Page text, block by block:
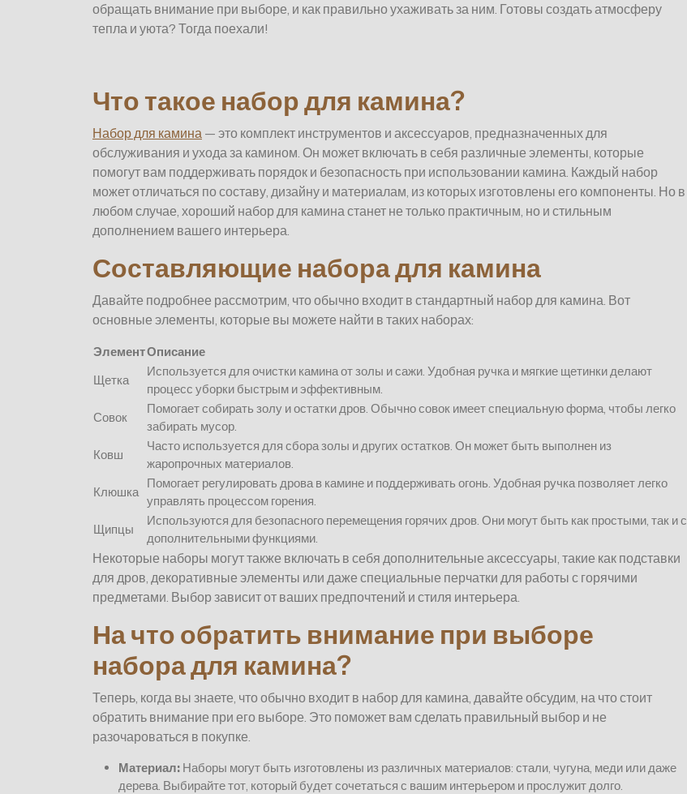
обращать внимание при выборе, и как правильно ухаживать за ним. Готовы создать атмосферу
тепла и уюта? Тогда поехали!
Что такое набор для камина?
Набор для камина — это комплект инструментов и аксессуаров, предназначенных для
обслуживания и ухода за камином. Он может включать в себя различные элементы, которые
помогут вам поддерживать порядок и безопасность при использовании камина. Каждый набор
может отличаться по составу, дизайну и материалам, из которых изготовлены его компоненты. Но в
любом случае, хороший набор для камина станет не только практичным, но и стильным
дополнением вашего интерьера.
Составляющие набора для камина
Давайте подробнее рассмотрим, что обычно входит в стандартный набор для камина. Вот
основные элементы, которые вы можете найти в таких наборах:
ЭлементОписание
Щетка
Используется для очистки камина от золы и сажи. Удобная ручка и мягкие щетинки делают
процесс уборки быстрым и эффективным.
Совок
Помогает собирать золу и остатки дров. Обычно совок имеет специальную форма, чтобы легко
забирать мусор.
Ковш
Часто используется для сбора золы и других остатков. Он может быть выполнен из
жаропрочных материалов.
Клюшка
Помогает регулировать дрова в камине и поддерживать огонь. Удобная ручка позволяет легко
управлять процессом горения.
Щипцы
Используются для безопасного перемещения горячих дров. Они могут быть как простыми, так и с
дополнительными функциями.
Некоторые наборы могут также включать в себя дополнительные аксессуары, такие как подставки
для дров, декоративные элементы или даже специальные перчатки для работы с горячими
предметами. Выбор зависит от ваших предпочтений и стиля интерьера.
На что обратить внимание при выборе
набора для камина?
Теперь, когда вы знаете, что обычно входит в набор для камина, давайте обсудим, на что стоит
обратить внимание при его выборе. Это поможет вам сделать правильный выбор и не
разочароваться в покупке.
Материал: Наборы могут быть изготовлены из различных материалов: стали, чугуна, меди или даже
дерева. Выбирайте тот, который будет сочетаться с вашим интерьером и прослужит долго.